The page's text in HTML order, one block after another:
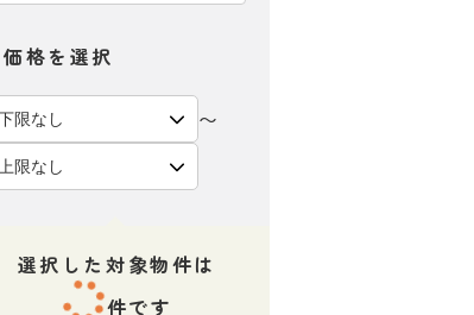
価格を選択
〜
選択した対象物件は
件です